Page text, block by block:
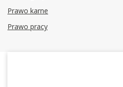
Prawo karne
Prawo pracy